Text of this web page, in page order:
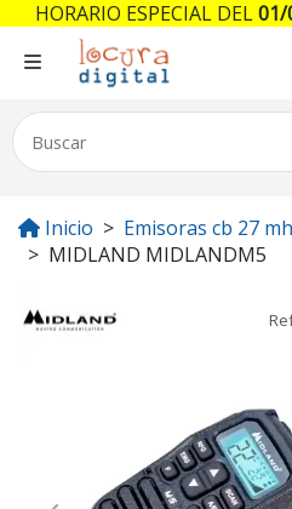
Inicio Emisoras cb 27
MIDLAND MIDLANDM5
HORARIO ESPECIAL DEL01/